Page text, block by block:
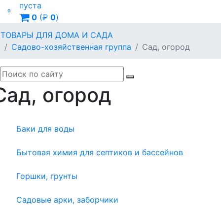

пуста
0 (₽ 0)
ТОВАРЫ ДЛЯ ДОМА И САДА
Садово-хозяйственная группа
Сад, огород
огород
Баки для воды
Бытовая химия для септиков и бассейнов
Горшки, грунты
Садовые арки, заборчики